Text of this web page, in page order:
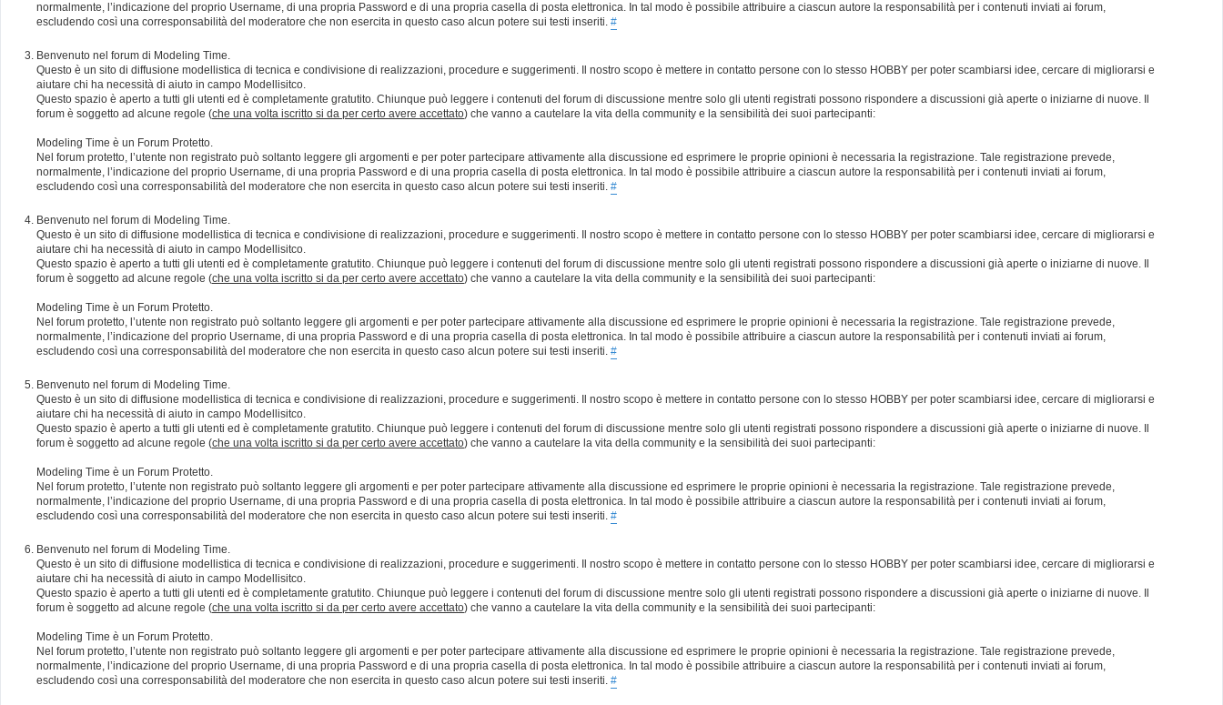
normalmente, l’indicazione del proprio Username, di una propria Password e di una propria casella di posta elettronica. In tal modo è possibile attribuire a ciascun autore la responsabilità per i contenuti inviati ai forum,
escludendo così una corresponsabilità del moderatore che non esercita in questo caso alcun potere sui testi inseriti. #
Benvenuto nel forum di Modeling Time.
Questo è un sito di diffusione modellistica di tecnica e condivisione di realizzazioni, procedure e suggerimenti. Il nostro scopo è mettere in contatto persone con lo stesso HOBBY per poter scambiarsi idee, cercare di migliorarsi e
aiutare chi ha necessità di aiuto in campo Modellisitco.
Questo spazio è aperto a tutti gli utenti ed è completamente gratutito. Chiunque può leggere i contenuti del forum di discussione mentre solo gli utenti registrati possono rispondere a discussioni già aperte o iniziarne di nuove. Il
forum è soggetto ad alcune regole (che una volta iscritto si da per certo avere accettato) che vanno a cautelare la vita della community e la sensibilità dei suoi partecipanti:
Modeling Time è un Forum Protetto.
Nel forum protetto, l’utente non registrato può soltanto leggere gli argomenti e per poter partecipare attivamente alla discussione ed esprimere le proprie opinioni è necessaria la registrazione. Tale registrazione prevede,
normalmente, l’indicazione del proprio Username, di una propria Password e di una propria casella di posta elettronica. In tal modo è possibile attribuire a ciascun autore la responsabilità per i contenuti inviati ai forum,
escludendo così una corresponsabilità del moderatore che non esercita in questo caso alcun potere sui testi inseriti. #
Benvenuto nel forum di Modeling Time.
Questo è un sito di diffusione modellistica di tecnica e condivisione di realizzazioni, procedure e suggerimenti. Il nostro scopo è mettere in contatto persone con lo stesso HOBBY per poter scambiarsi idee, cercare di migliorarsi e
aiutare chi ha necessità di aiuto in campo Modellisitco.
Questo spazio è aperto a tutti gli utenti ed è completamente gratutito. Chiunque può leggere i contenuti del forum di discussione mentre solo gli utenti registrati possono rispondere a discussioni già aperte o iniziarne di nuove. Il
forum è soggetto ad alcune regole (che una volta iscritto si da per certo avere accettato) che vanno a cautelare la vita della community e la sensibilità dei suoi partecipanti:
Modeling Time è un Forum Protetto.
Nel forum protetto, l’utente non registrato può soltanto leggere gli argomenti e per poter partecipare attivamente alla discussione ed esprimere le proprie opinioni è necessaria la registrazione. Tale registrazione prevede,
normalmente, l’indicazione del proprio Username, di una propria Password e di una propria casella di posta elettronica. In tal modo è possibile attribuire a ciascun autore la responsabilità per i contenuti inviati ai forum,
escludendo così una corresponsabilità del moderatore che non esercita in questo caso alcun potere sui testi inseriti. #
Benvenuto nel forum di Modeling Time.
Questo è un sito di diffusione modellistica di tecnica e condivisione di realizzazioni, procedure e suggerimenti. Il nostro scopo è mettere in contatto persone con lo stesso HOBBY per poter scambiarsi idee, cercare di migliorarsi e
aiutare chi ha necessità di aiuto in campo Modellisitco.
Questo spazio è aperto a tutti gli utenti ed è completamente gratutito. Chiunque può leggere i contenuti del forum di discussione mentre solo gli utenti registrati possono rispondere a discussioni già aperte o iniziarne di nuove. Il
forum è soggetto ad alcune regole (che una volta iscritto si da per certo avere accettato) che vanno a cautelare la vita della community e la sensibilità dei suoi partecipanti:
Modeling Time è un Forum Protetto.
Nel forum protetto, l’utente non registrato può soltanto leggere gli argomenti e per poter partecipare attivamente alla discussione ed esprimere le proprie opinioni è necessaria la registrazione. Tale registrazione prevede,
normalmente, l’indicazione del proprio Username, di una propria Password e di una propria casella di posta elettronica. In tal modo è possibile attribuire a ciascun autore la responsabilità per i contenuti inviati ai forum,
escludendo così una corresponsabilità del moderatore che non esercita in questo caso alcun potere sui testi inseriti. #
Benvenuto nel forum di Modeling Time.
Questo è un sito di diffusione modellistica di tecnica e condivisione di realizzazioni, procedure e suggerimenti. Il nostro scopo è mettere in contatto persone con lo stesso HOBBY per poter scambiarsi idee, cercare di migliorarsi e
aiutare chi ha necessità di aiuto in campo Modellisitco.
Questo spazio è aperto a tutti gli utenti ed è completamente gratutito. Chiunque può leggere i contenuti del forum di discussione mentre solo gli utenti registrati possono rispondere a discussioni già aperte o iniziarne di nuove. Il
forum è soggetto ad alcune regole (che una volta iscritto si da per certo avere accettato) che vanno a cautelare la vita della community e la sensibilità dei suoi partecipanti:
Modeling Time è un Forum Protetto.
Nel forum protetto, l’utente non registrato può soltanto leggere gli argomenti e per poter partecipare attivamente alla discussione ed esprimere le proprie opinioni è necessaria la registrazione. Tale registrazione prevede,
normalmente, l’indicazione del proprio Username, di una propria Password e di una propria casella di posta elettronica. In tal modo è possibile attribuire a ciascun autore la responsabilità per i contenuti inviati ai forum,
escludendo così una corresponsabilità del moderatore che non esercita in questo caso alcun potere sui testi inseriti. #